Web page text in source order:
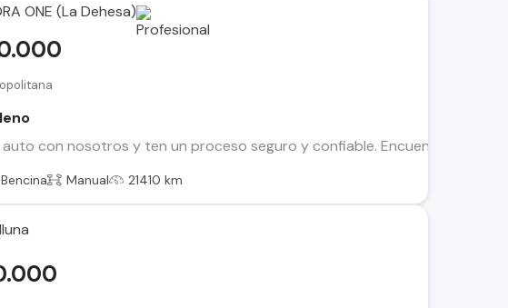
ONE (La Dehesa)
con nosotros y ten un proceso seguro y confiable. Encuentra el ideal
Bencina Manual 21410 km